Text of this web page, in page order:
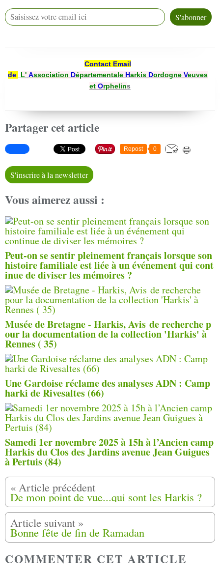
Contact Email
de
L' Association DépartementaleHarkis DordogneVeuves
et Orphelins
Partager cet article
Repost 0
S'inscrire à la newsletter
Vous aimerez aussi :
Peut-on se sentir pleinement français lorsque son
histoire familiale est liée à un événement qui cont
inue de diviser les mémoires ?
Musée de Bretagne - Harkis, Avis de recherche p
our la documentation de la collection 'Harkis' à
Rennes ( 35)
Une Gardoise réclame des analyses ADN : Camp
harki de Rivesaltes (66)
Samedi 1er novembre 2025 à 15h à l’Ancien camp
Harkis du Clos des Jardins avenue Jean Guigues
à Pertuis (84)
De mon point de vue...qui sont les Harkis ?
Bonne fête de fin de Ramadan
COMMENTER CET ARTICLE